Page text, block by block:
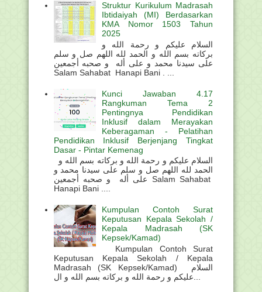
Struktur Kurikulum Madrasah
Ibtidaiyah (MI) Berdasarkan
KMA Nomor 1503 Tahun
2025
السلام عليكم و رحمة الله و
بركاته بسم الله و الحمد لله اللهم صل و سلم
على سيدنا محمد و على أله و صحبه أجمعين
Salam Sahabat Hanapi Bani . ...
Kunci Jawaban 4.17
Rangkuman Tema 2
Pentingnya Pendidikan
Inklusif dalam Merayakan
Keberagaman - Pelatihan
Pendidikan Inklusif Berjenjang Tingkat
Dasar - Pintar Kemenag
الحمد لله اللهم صل و سلم على سيدنا محمد و
على أله و صحبه أجمعين Salam Sahabat
Hanapi Bani ....
Kumpulan Contoh Surat
Keputusan Kepala Sekolah /
Kepala Madrasah (SK
Kepsek/Kamad)
Kumpulan Contoh Surat
Keputusan Kepala Sekolah / Kepala
Madrasah (SK Kepsek/Kamad) السلام